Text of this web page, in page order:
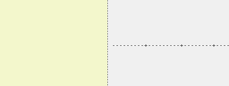
---------+---------+--------